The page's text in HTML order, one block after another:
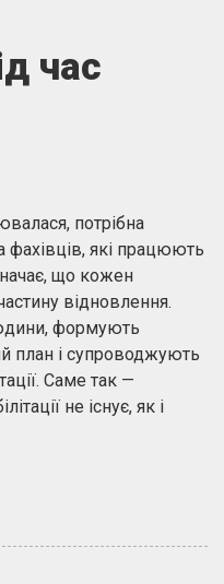
час
потрібна
фахівців, які працюють
що кожен
відновлення.
формують
план і супроводжують
Саме так —
не існує, як і